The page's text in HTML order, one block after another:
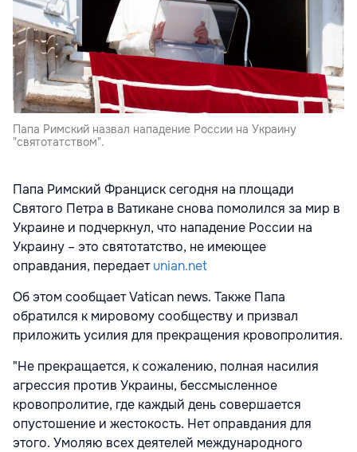
Папа Римский назвал нападение России на Украину
"святотатством".
Папа Римский Франциск сегодня на площади
Святого Петра в Ватикане снова помолился за мир в
Украине и подчеркнул, что нападение России на
Украину – это святотатство, не имеющее
оправдания, передаетunian.net
Об этом сообщает Vatican news. Также Папа
обратился к мировому сообществу и призвал
приложить усилия для прекращения кровопролития.
"Не прекращается, к сожалению, полная насилия
агрессия против Украины, бессмысленное
кровопролитие, где каждый день совершается
опустошение и жестокость. Нет оправдания для
этого. Умоляю всех деятелей международного